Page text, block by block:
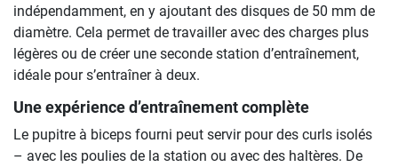
indépendamment, en y ajoutant des disques de 50 mm de
diamètre. Cela permet de travailler avec des charges plus
légères ou de créer une seconde station d’entraînement,
idéale pour s’entraîner à deux.
Une expérience d’entraînement complète
Le pupitre à biceps fourni peut servir pour des curls isolés
– avec les poulies de la station ou avec des haltères. De